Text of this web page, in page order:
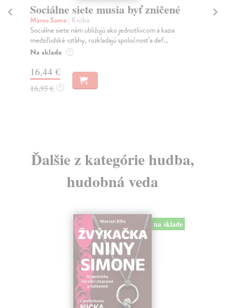
Sociálne siete musia byť zničené
Marec Samo| Kniha
Sociálne siete nám ubližujú ako jednotlivcom a kazia
medziľudské vzťahy, rozkladajú spoločnosť a def...
Na sklade ?
16,44 €
16,95 € ?
Ďalšie z kategórie hudba,
hudobná veda
na sklade